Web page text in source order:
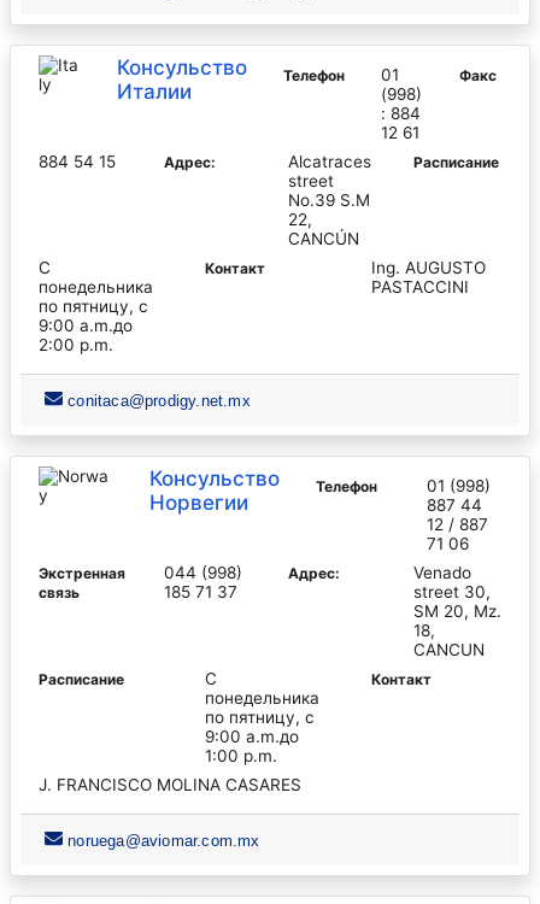
Консульство
Италии
Телефон
01
(998)
: 884
12 61
Факс
884 54 15 Адрес:
Alcatraces
street
No.39 S.M
22,
CANCÚN
Pасписание
С
понедельника
по пятницу, с
9:00 a.m.до
2:00 p.m.
Контакт
Ing. AUGUSTO
PASTACCINI
conitaca@prodigy.net.mx
Консульство
Норвегии
Телефон
01 (998)
887 44
12 / 887
71 06
Экстренная
связь
044 (998)
185 71 37
Адрес:
Venado
street 30,
SM 20, Mz.
18,
CANCUN
Pасписание
С
понедельника
по пятницу, с
9:00 a.m.до
1:00 p.m.
Контакт
J. FRANCISCO MOLINA CASARES
noruega@aviomar.com.mx